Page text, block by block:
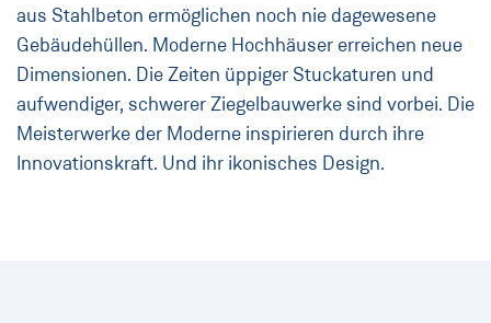
aus Stahlbeton ermöglichen noch nie dagewesene
Gebäudehüllen. Moderne Hochhäuser erreichen neue
Dimensionen. Die Zeiten üppiger Stuckaturen und
aufwendiger, schwerer Ziegelbauwerke sind vorbei. Die
Meisterwerke der Moderne inspirieren durch ihre
Innovationskraft. Und ihr ikonisches Design.